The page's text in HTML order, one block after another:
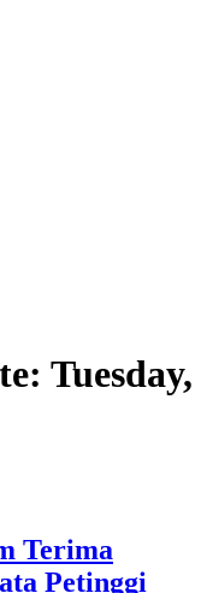
Tuesday,
Terima
Petinggi